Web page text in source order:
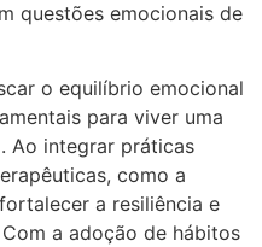
questões emocionais de
o equilíbrio emocional
para viver uma
Ao integrar práticas
como a
a resiliência e
a adoção de hábitos